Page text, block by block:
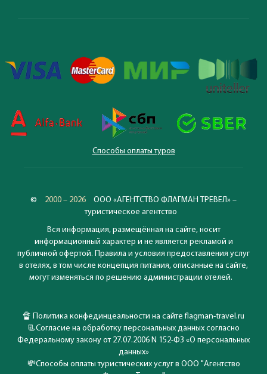
Способы оплаты туров
© 2000 – 2026
ООО «АГЕНТСТВО ФЛАГМАН ТРЕВЕЛ» –
туристическое агентство
Вся информация, размещённая на сайте, носит
информационный характер и не является рекламой и
публичной офертой. Правила и условия предоставления услуг
в отелях, в том числе концепция питания, описанные на сайте,
могут изменяться по решению администрации отелей.
🔏 Политика конфединцеальности на сайте flagman-travel.ru
📃Согласие на обработку персональных данных согласно
Федеральному закону от 27.07.2006 N 152-ФЗ «О персональных
данных»
💸Способы оплаты туристических услуг в ООО "Агентство